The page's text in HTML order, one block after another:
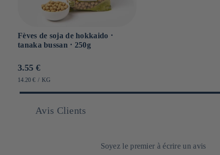
Fèves de soja de hokkaido ⋅
tanaka bussan ⋅ 250g
Prix
habituel
3.55 €
PRIX
14.20 € / PAR
KG
Avis Clients
Soyez le premier à écrire un avis